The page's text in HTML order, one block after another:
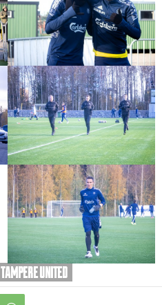
TAMPERE UNITED